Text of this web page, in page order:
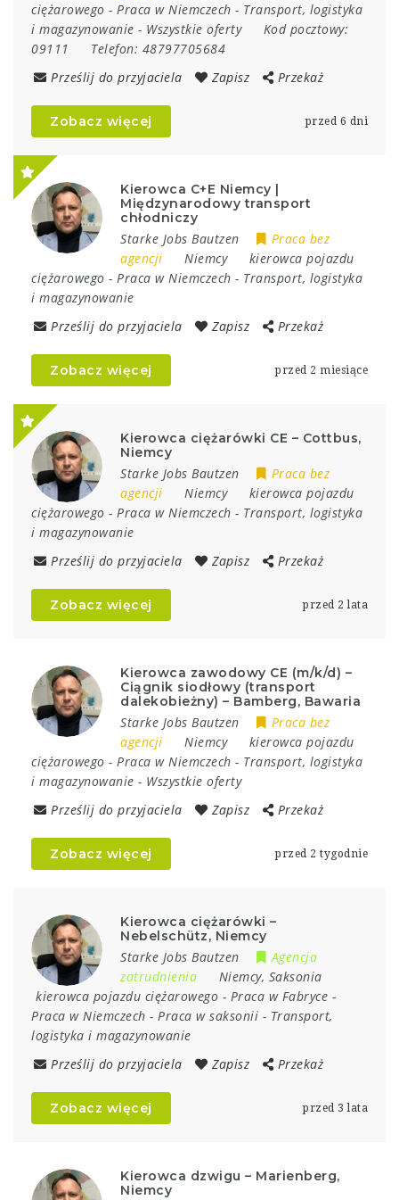
ciężarowego - Praca w Niemczech - Transport, logistyka
i magazynowanie - Wszystkie oferty
Kod pocztowy:
09111
Telefon: 48797705684
Prześlij do przyjaciela
Zapisz Przekaż
Zobacz więcej przed 6 dni
Kierowca C+E Niemcy |
Międzynarodowy transport
chłodniczy
Starke Jobs Bautzen
Praca bez
agencji
Niemcy
kierowca pojazdu
ciężarowego - Praca w Niemczech - Transport, logistyka
i magazynowanie
Prześlij do przyjaciela
Zapisz Przekaż
Zobacz więcej przed 2 miesiące
Kierowca ciężarówki CE – Cottbus,
Niemcy
Starke Jobs Bautzen
Praca bez
agencji
Niemcy
kierowca pojazdu
ciężarowego - Praca w Niemczech - Transport, logistyka
i magazynowanie
Prześlij do przyjaciela
Zapisz Przekaż
Zobacz więcej przed 2 lata
Kierowca zawodowy CE (m/k/d) –
Ciągnik siodłowy (transport
dalekobieżny) – Bamberg, Bawaria
Starke Jobs Bautzen
Praca bez
agencji
Niemcy
kierowca pojazdu
ciężarowego - Praca w Niemczech - Transport, logistyka
i magazynowanie - Wszystkie oferty
Prześlij do przyjaciela
Zapisz Przekaż
Zobacz więcej przed 2 tygodnie
Kierowca ciężarówki –
Nebelschütz, Niemcy
Starke Jobs Bautzen
Agencja
zatrudnienia
Niemcy, Saksonia
kierowca pojazdu ciężarowego - Praca w Fabryce -
Praca w Niemczech - Praca w saksonii - Transport,
logistyka i magazynowanie
Prześlij do przyjaciela
Zapisz Przekaż
Zobacz więcej przed 3 lata
Kierowca dzwigu – Marienberg,
Niemcy